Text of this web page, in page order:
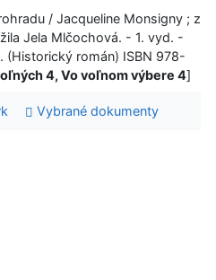
/ Jacqueline Monsigny ; z
Jela Mlčochová. - 1. vyd. -
(Historický román) ISBN 978-
4, Vo voľnom výbere 4]
Vybrané dokumenty